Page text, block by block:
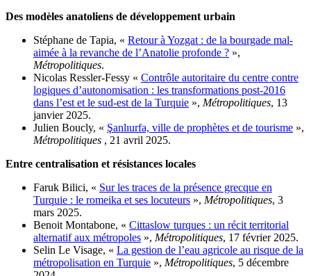
Des modèles anatoliens de développement urbain
Stéphane de Tapia, « Retour à Yozgat : de la bourgade mal-
aimée à la revanche de l’Anatolie profonde ? »,
Métropolitiques.
Nicolas Ressler-Fessy « Contrôle autoritaire du centre contre
logiques d’autonomisation : les transformations post-2016
dans l’est et le sud-est de la Turquie », Métropolitiques, 13
janvier 2025.
Julien Boucly, « Şanlıurfa, ville de prophètes et de tourisme »,
Métropolitiques , 21 avril 2025.
Entre centralisation et résistances locales
Faruk Bilici, « Sur les traces de la présence grecque en
Turquie : le romeika et ses locuteurs », Métropolitiques, 3
mars 2025.
Benoit Montabone, « Cittaslow turques : un récit territorial
alternatif aux métropoles », Métropolitiques, 17 février 2025.
Selin Le Visage, « La gestion de l’eau agricole au risque de la
métropolisation en Turquie », Métropolitiques, 5 décembre